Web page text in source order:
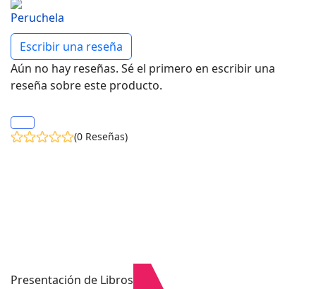
Escribir una reseña
Aún no hay reseñas. Sé el primero en escribir una
reseña sobre este producto.
(0 Reseñas)
Presentación de Libros